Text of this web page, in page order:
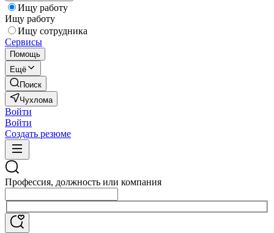
Ищу работу
Ищу работу
Ищу сотрудника
Сервисы
Помощь
Ещё
Поиск
Чухлома
Войти
Войти
Создать резюме
Профессия, должность или компания